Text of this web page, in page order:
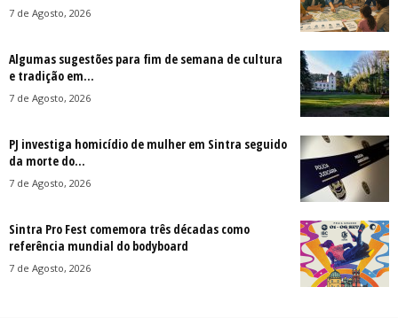
7 de Agosto, 2026
Algumas sugestões para fim de semana de cultura
e tradição em...
7 de Agosto, 2026
PJ investiga homicídio de mulher em Sintra seguido
da morte do...
7 de Agosto, 2026
Sintra Pro Fest comemora três décadas como
referência mundial do bodyboard
7 de Agosto, 2026